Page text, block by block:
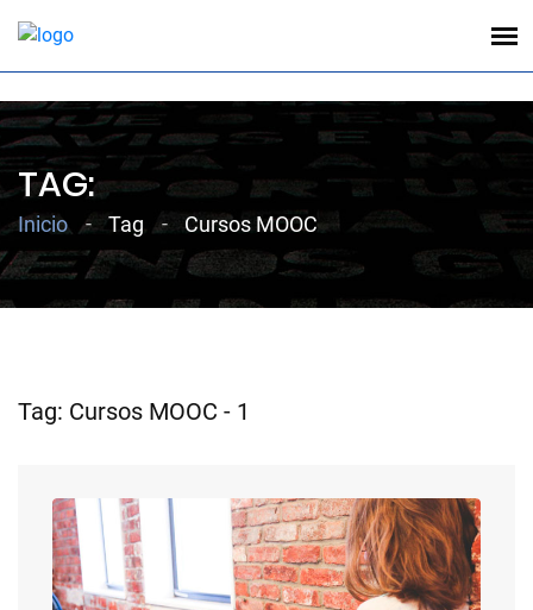
TAG:
Inicio Tag Cursos MOOC
Tag: Cursos MOOC - 1